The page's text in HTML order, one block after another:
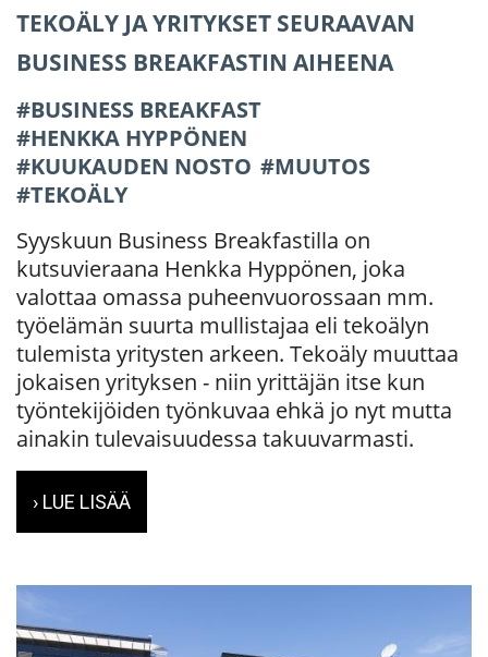
TEKOÄLY JA YRITYKSET SEURAAVAN
BUSINESS BREAKFASTIN AIHEENA
BUSINESS BREAKFAST
HENKKA HYPPÖNEN
KUUKAUDEN NOSTO
MUUTOS
TEKOÄLY
Syyskuun Business Breakfastilla on
kutsuvieraana Henkka Hyppönen, joka
valottaa omassa puheenvuorossaan mm.
työelämän suurta mullistajaa eli tekoälyn
tulemista yritysten arkeen. Tekoäly muuttaa
jokaisen yrityksen - niin yrittäjän itse kun
työntekijöiden työnkuvaa ehkä jo nyt mutta
ainakin tulevaisuudessa takuuvarmasti.
› LUE LISÄÄ